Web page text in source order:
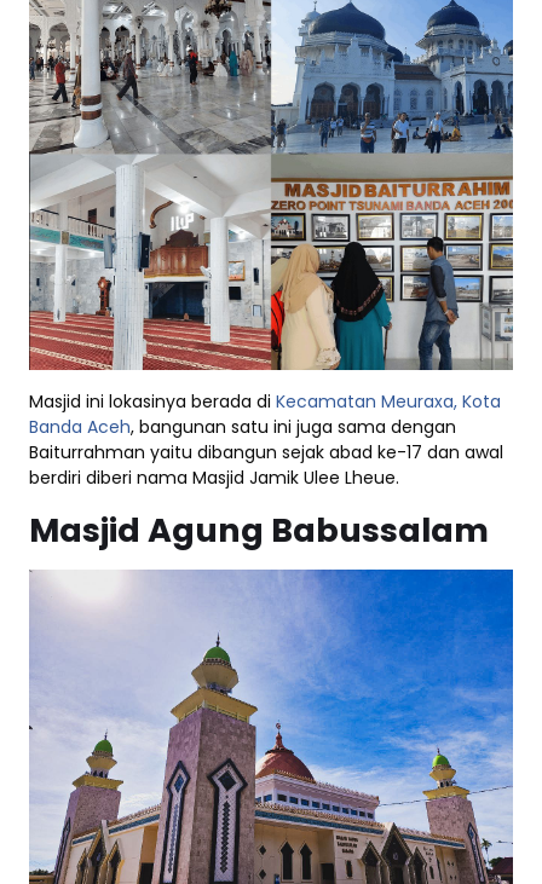
Masjid ini lokasinya berada di Kecamatan Meuraxa, Kota
Banda Aceh, bangunan satu ini juga sama dengan
Baiturrahman yaitu dibangun sejak abad ke-17 dan awal
berdiri diberi nama Masjid Jamik Ulee Lheue.
Masjid Agung Babussalam